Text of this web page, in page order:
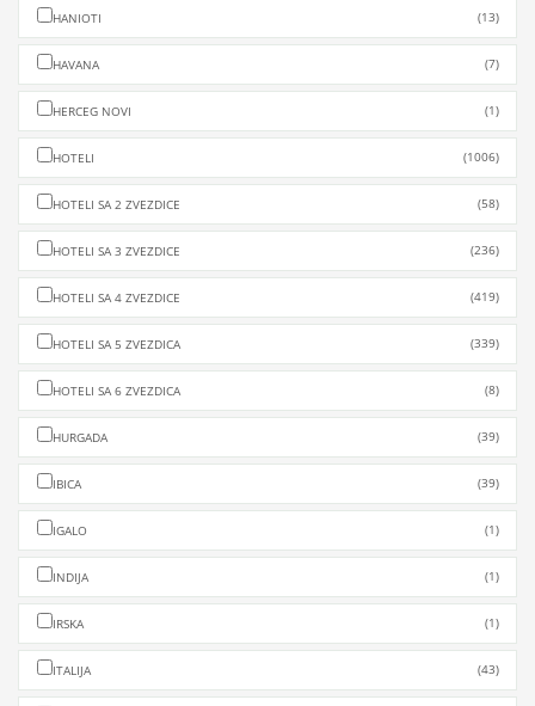
HANIOTI (13)
HAVANA (7)
HERCEG NOVI (1)
HOTELI (1006)
HOTELI SA 2 ZVEZDICE (58)
HOTELI SA 3 ZVEZDICE (236)
HOTELI SA 4 ZVEZDICE (419)
HOTELI SA 5 ZVEZDICA (339)
HOTELI SA 6 ZVEZDICA (8)
HURGADA (39)
IBICA (39)
IGALO (1)
INDIJA (1)
IRSKA (1)
ITALIJA (43)